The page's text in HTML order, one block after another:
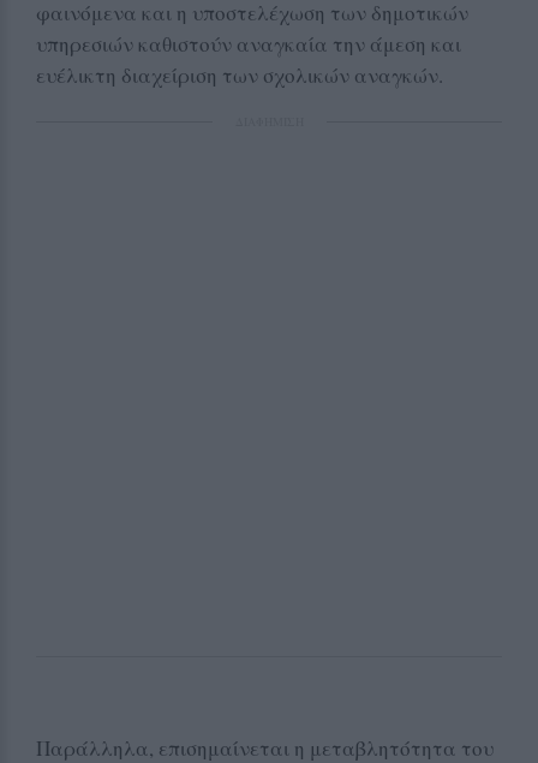
φαινόμενα και η υποστελέχωση των δημοτικών
υπηρεσιών καθιστούν αναγκαία την άμεση και
ευέλικτη διαχείριση των σχολικών αναγκών.
Παράλληλα, επισημαίνεται η μεταβλητότητα του